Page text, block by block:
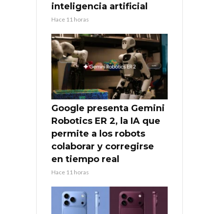
inteligencia artificial
Hace 11 horas
Google presenta Gemini
Robotics ER 2, la IA que
permite a los robots
colaborar y corregirse
en tiempo real
Hace 11 horas